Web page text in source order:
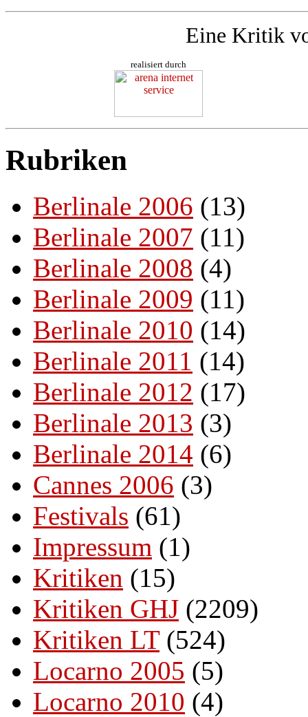
Eine Kritik
realisiert durch
Rubriken
Berlinale 2006 (13)
Berlinale 2007 (11)
Berlinale 2008 (4)
Berlinale 2009 (11)
Berlinale 2010 (14)
Berlinale 2011 (14)
Berlinale 2012 (17)
Berlinale 2013 (3)
Berlinale 2014 (6)
Cannes 2006 (3)
Festivals (61)
Impressum (1)
Kritiken (15)
Kritiken GHJ (2209)
Kritiken LT(524)
Locarno 2005 (5)
Locarno 2010 (4)